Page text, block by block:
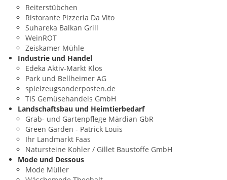
Reiterstübchen
Ristorante Pizzeria Da Vito
Suhareka Balkan Grill
WeinROT
Zeiskamer Mühle
Industrie und Handel
Edeka Aktiv-Markt Klos
Park und Bellheimer AG
spielzeugsonderposten.de
TIS Gemüsehandels GmbH
Landschaftsbau und Heimtierbedarf
Grab- und Gartenpflege Märdian GbR
Green Garden - Patrick Louis
Ihr Landmarkt Faas
Natursteine Kohler / Gillet Baustoffe GmbH
Mode und Dessous
Mode Müller